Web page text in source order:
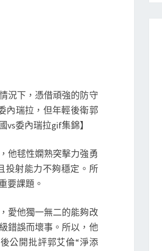
況下，憑借頑強的防守
內瑞拉，但年輕後衛郭
委內瑞拉gif集錦】
他毬性嫻熟突擊力強勇
投射能力不夠穩定。所
要課題。
愛他獨一無二的能夠改
錯誤而壞事。所以，他
公開批評郭艾倫“淨添